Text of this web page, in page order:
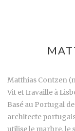
Matthias Contzen
Vit et travaille à
Basé au Portugal
architecte
utilise le marbre, le